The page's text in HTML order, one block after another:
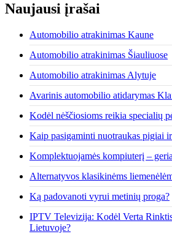
Naujausi įrašai
Automobilio atrakinimas Kaune
Automobilio atrakinimas Šiauliuose
Automobilio atrakinimas Alytuje
Avarinis automobilio atidarymas
Kodėl nėščiosioms reikia specialių
Kaip pasigaminti nuotraukas pigiai
Komplektuojamės kompiuterį –
Alternatyvos klasikinėms
Ką padovanoti vyrui metinių proga?
IPTV Televizija: Kodėl Verta
Lietuvoje?